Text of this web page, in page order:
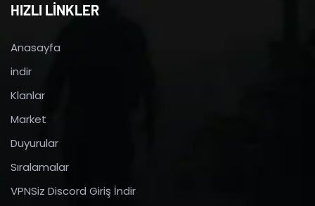
HIZLI LİNKLER
Anasayfa
indir
Klanlar
Market
Duyurular
Sıralamalar
VPNSiz Discord Giriş İndir